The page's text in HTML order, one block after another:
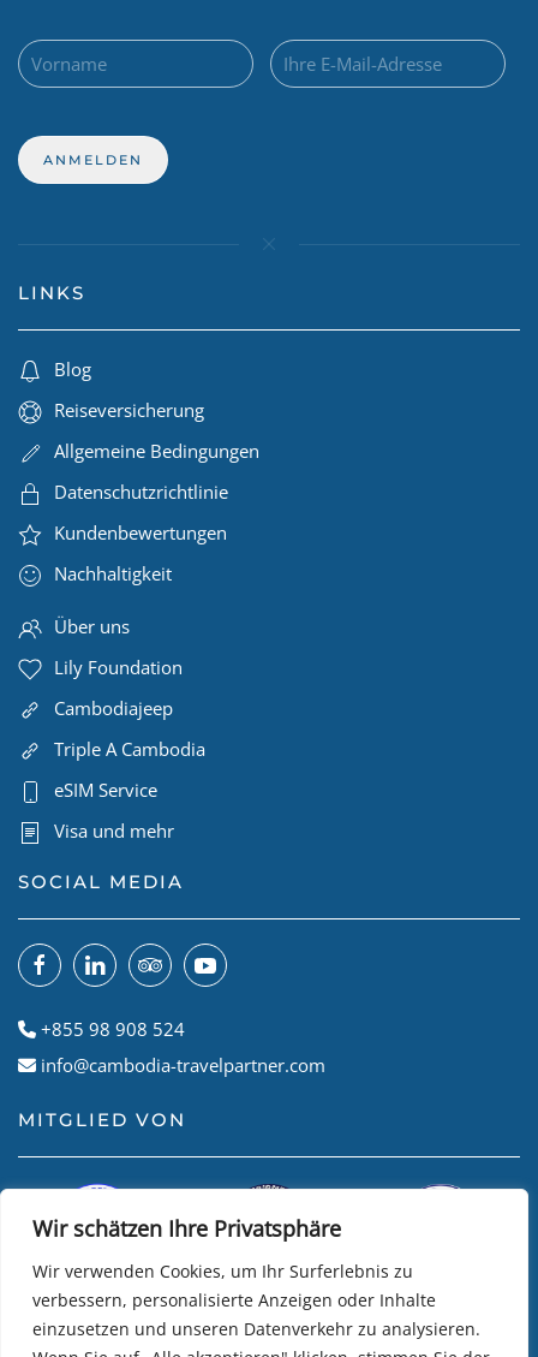
Wir schätzen Ihre Privatsphäre
Wir verwenden Cookies, um Ihr Surferlebnis zu
verbessern, personalisierte Anzeigen oder Inhalte
einzusetzen und unseren Datenverkehr zu analysieren.
LINKS
Blog
Reiseversicherung
Allgemeine Bedingungen
Datenschutzrichtlinie
Kundenbewertungen
Nachhaltigkeit
Über uns
Lily Foundation
Cambodiajeep
Triple A Cambodia
eSIM Service
Visa und mehr
SOCIAL MEDIA
+855 98 908 524
info@cambodia-travelpartner.com
MITGLIED VON